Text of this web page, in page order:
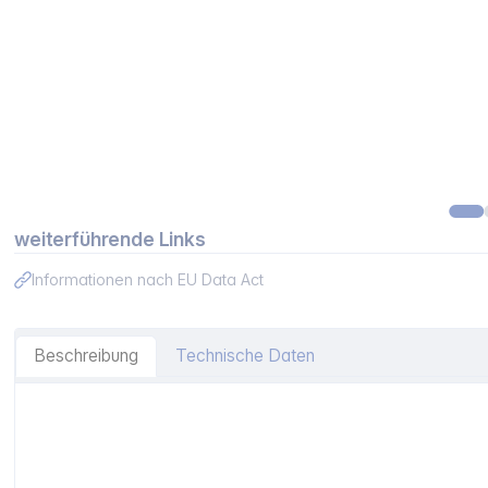
weiterführende Links
Informationen nach EU Data Act
Beschreibung Technische Daten